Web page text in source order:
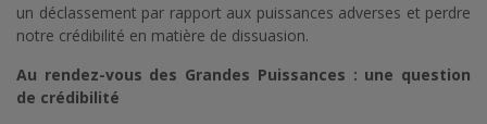
un déclassement par rapport aux puissances adverses et perdre
notre crédibilité en matière de dissuasion.
Au rendez-vous des Grandes Puissances : une question
de crédibilité